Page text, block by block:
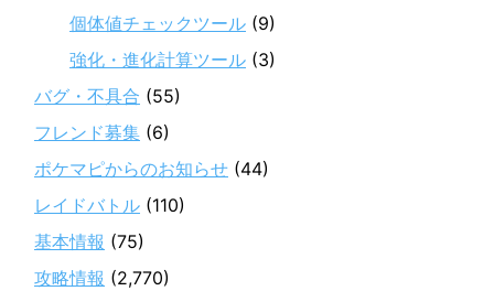
個体値チェックツール (9)
強化・進化計算ツール (3)
バグ・不具合 (55)
フレンド募集 (6)
ポケマピからのお知らせ (44)
レイドバトル (110)
基本情報 (75)
攻略情報 (2,770)